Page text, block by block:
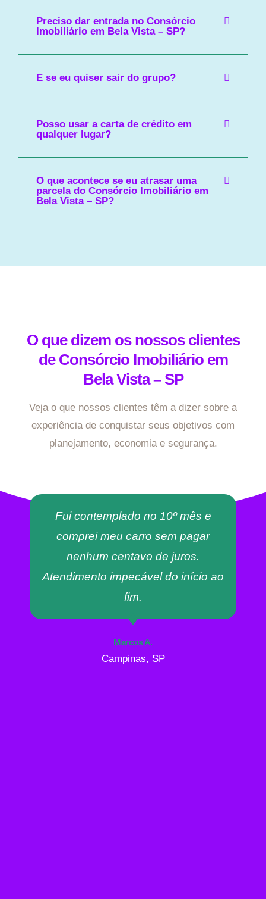
Preciso dar entrada no Consórcio
Imobiliário em Bela Vista – SP?
E se eu quiser sair do grupo?
Posso usar a carta de crédito em
qualquer lugar?
O que acontece se eu atrasar uma
parcela do Consórcio Imobiliário em
Bela Vista – SP?
O que dizem os nossos clientes
de Consórcio Imobiliário em
Bela Vista – SP
Veja o que nossos clientes têm a dizer sobre a
experiência de conquistar seus objetivos com
planejamento, economia e segurança.
Fui contemplado no 10º mês e
comprei meu carro sem pagar
nenhum centavo de juros.
Atendimento impecável do início ao
fim.
Marcos A.
Campinas, SP